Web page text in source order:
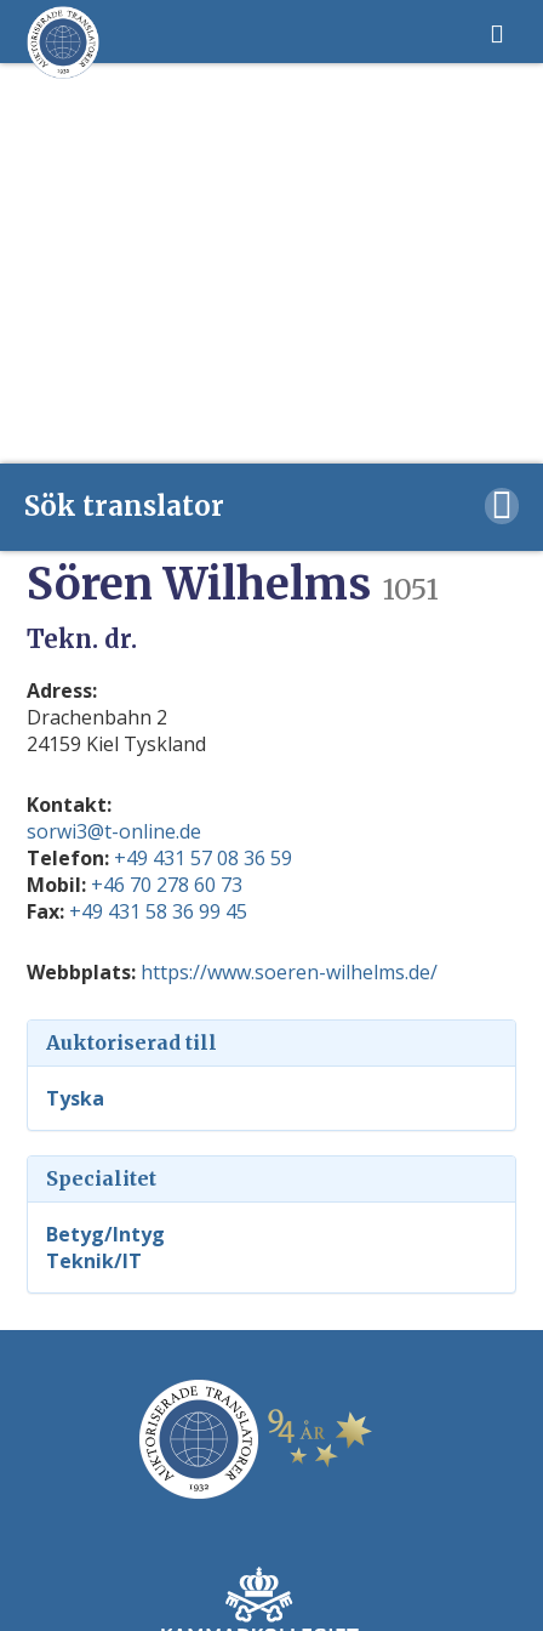
Sök translator
Sören Wilhelms 1051
Tekn. dr.
Adress:
Drachenbahn 2
24159 Kiel Tyskland
Kontakt:
sorwi3@t-online.de
Telefon: +49 431 57 08 36 59
Mobil: +46 70 278 60 73
Fax: +49 431 58 36 99 45
Webbplats: https://www.soeren-wilhelms.de/
Auktoriserad till
Tyska
Specialitet
Betyg/Intyg
Teknik/IT